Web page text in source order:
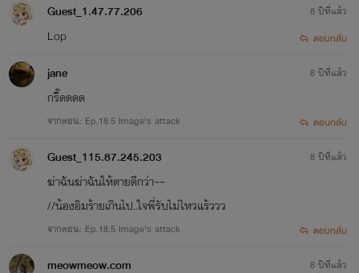
Guest_1.47.77.206
Lop
8 ปีที่แล้ว
ตอบกลับ
jane
กรี๊ดดดด
จากตอน: Ep.18.5 Image's attack
8 ปีที่แล้ว
ตอบกลับ
Guest_115.87.245.203
ฆ่าฉันฆ่าฉันให้ตายดีกว่า~~
//น้องอิมร้ายเกินไป..ใจพี่รับไม่ไหวแร้ววว
จากตอน: Ep.18.5 Image's attack
8 ปีที่แล้ว
ตอบกลับ
meowmeow.com 8 ปีที่แล้ว